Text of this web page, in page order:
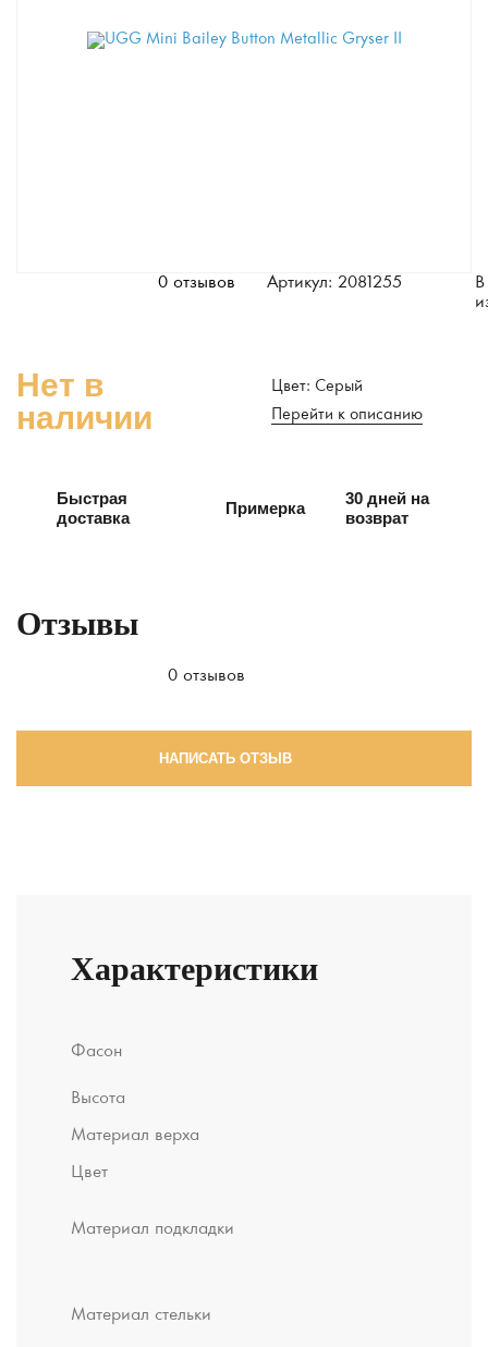
0 отзывов Артикул: 2081255
В
Нет в
наличии
Цвет: Серый
Перейти к описанию
Быстрая
доставка
Примерка
30 дней на
возврат
Отзывы
0 отзывов
НАПИСАТЬ ОТЗЫВ
Характеристики
Фасон
Высота
Материал верха
Цвет
Материал подкладки
Материал стельки